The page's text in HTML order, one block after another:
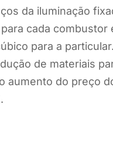
da iluminação
cada combustor
para a
de materiais
aumento do preço